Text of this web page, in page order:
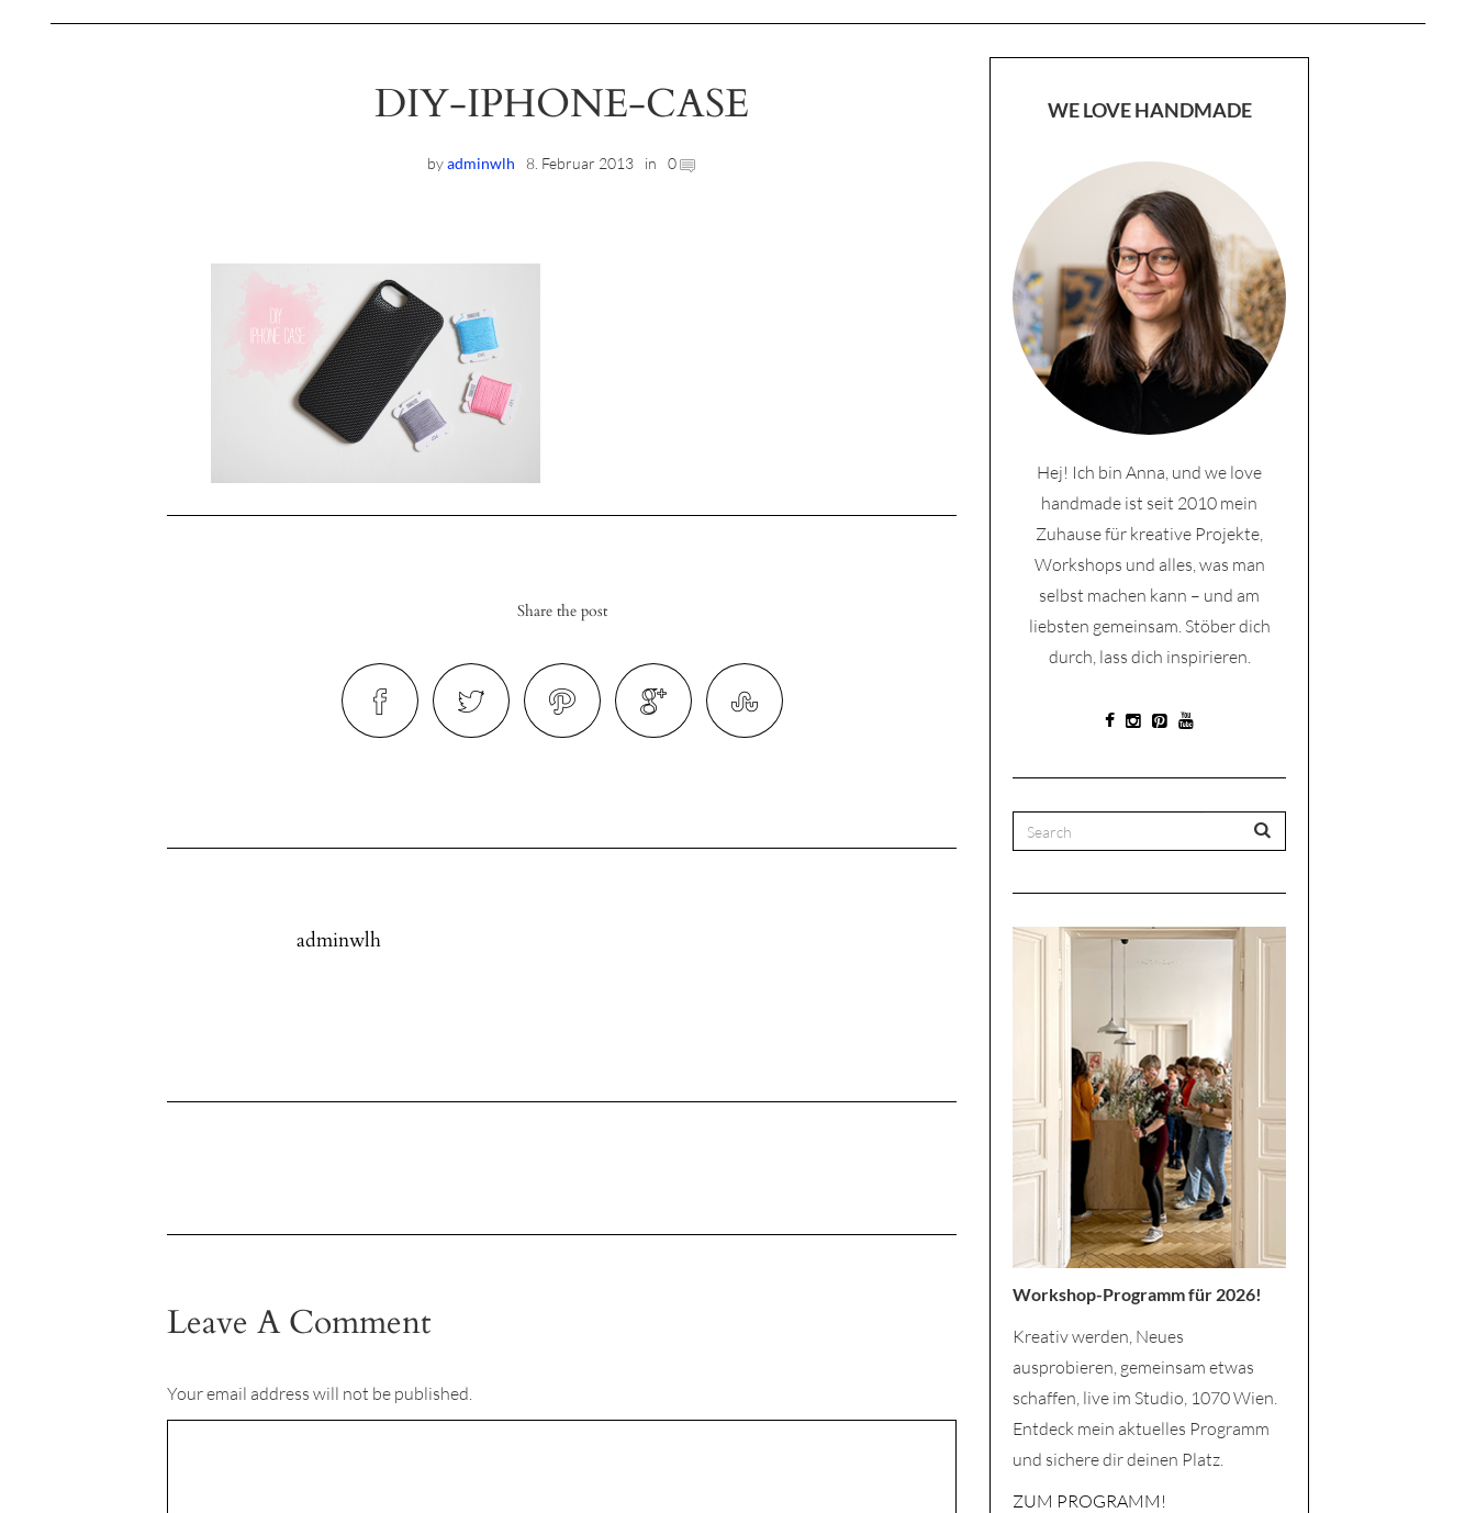
DIY-IPHONE-CASE
byadminwlh 8. Februar 2013 in 0
Share the post
adminwlh
Leave A Comment
Your email address will not be published.
WE LOVE HANDMADE
Hej! Ich bin Anna, und we love
handmade ist seit 2010 mein
Zuhause für kreative Projekte,
Workshops und alles, was man
selbst machen kann – und am
liebsten gemeinsam. Stöber dich
durch, lass dich inspirieren.
Workshop-Programm für 2026!
Kreativ werden, Neues
ausprobieren, gemeinsam etwas
schaffen, live im Studio, 1070 Wien.
Entdeck mein aktuelles Programm
und sichere dir deinen Platz.
ZUM PROGRAMM!